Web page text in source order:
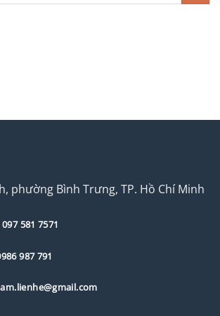
phường Bình Trưng, TP. Hồ Chí Minh
581 7571
987 791